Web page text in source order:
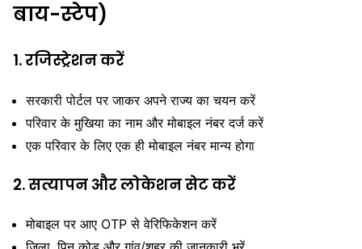
बाय-स्टेप)
1. रजिस्ट्रेशन करें
सरकारी पोर्टल पर जाकर अपने राज्य का चयन करें
परिवार के मुखिया का नाम और मोबाइल नंबर दर्ज करें
एक परिवार के लिए एक ही मोबाइल नंबर मान्य होगा
2. सत्यापन और लोकेशन सेट करें
मोबाइल पर आए OTP से वेरिफिकेशन करें